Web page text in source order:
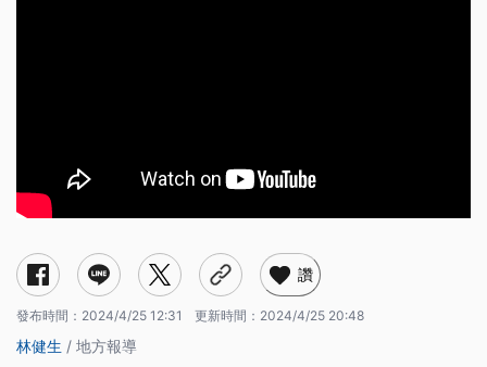
讚
發布時間： 2024/4/25 12:31 更新時間： 2024/4/25 20:48
林健生 / 地方報導